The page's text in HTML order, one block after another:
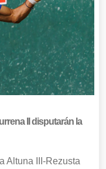
II disputarán la
Altuna III-Rezusta